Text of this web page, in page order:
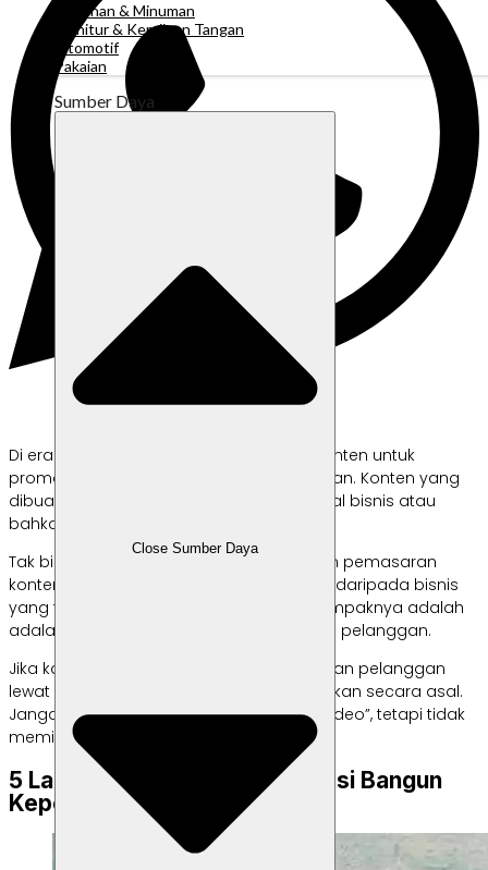
Makanan & Minuman
Furnitur & Kerajinan Tangan
Otomotif
Pakaian
Sumber Daya
Close Sumber Daya
Di era digital seperti saat ini, membuat konten untuk
promosi seperti menjadi sebuah keharusan. Konten yang
dibuat bisa diunggah di akun media sosial bisnis atau
bahkan akun pribadi milik kamu.
Tak bisa dipungkiri, bisnis yang melakukan pemasaran
konten memiliki performa yang lebih baik daripada bisnis
yang tidak melakukannya. Salah satu dampaknya adalah
adalah dapat membangun kepercayaan pelanggan.
Jika kamu ingin meningkatkan kepercayaan pelanggan
lewat konten, pastikan untuk tidak melakukan secara asal.
Jangan “yang pentinguploadfoto atau video”, tetapi tidak
memiliki dampak positif untuk bisnis.
5 Langkah agar Konten Promosi Bangun
Kepercayaan Pelanggan